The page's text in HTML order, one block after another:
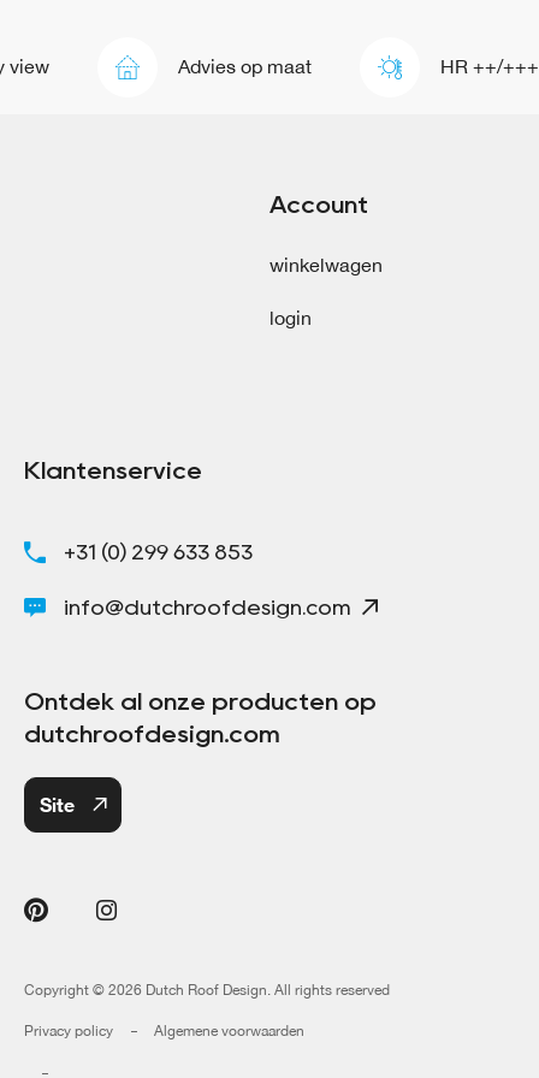
Advies op maat HR ++/+++
Account
winkelwagen
login
Klantenservice
+31 (0) 299 633 853
info@dutchroofdesign.com
Ontdek al onze producten op
dutchroofdesign.com
Site
Copyright © 2026 Dutch Roof Design. All rights reserved
Privacy policy Algemene voorwaarden